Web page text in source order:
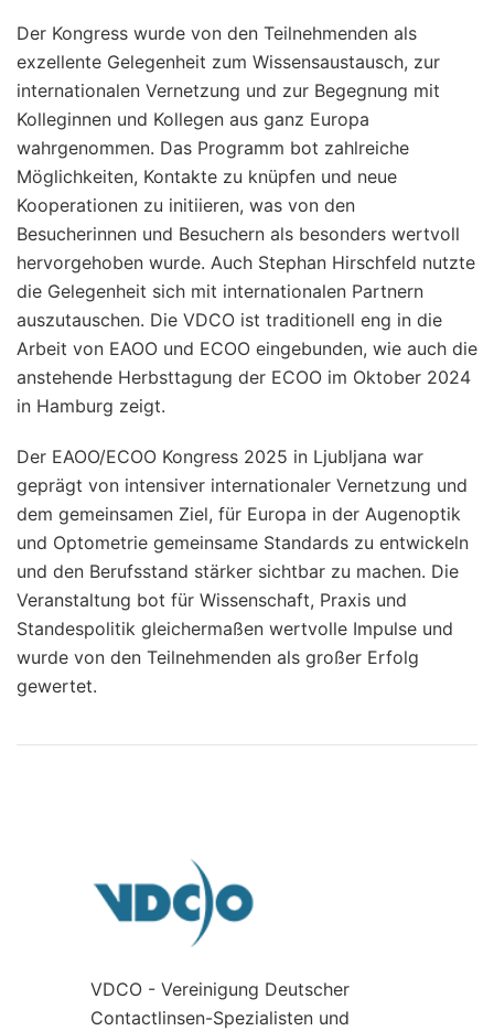
Der Kongress wurde von den Teilnehmenden als
exzellente Gelegenheit zum Wissensaustausch, zur
internationalen Vernetzung und zur Begegnung mit
Kolleginnen und Kollegen aus ganz Europa
wahrgenommen. Das Programm bot zahlreiche
Möglichkeiten, Kontakte zu knüpfen und neue
Kooperationen zu initiieren, was von den
Besucherinnen und Besuchern als besonders wertvoll
hervorgehoben wurde. Auch Stephan Hirschfeld nutzte
die Gelegenheit sich mit internationalen Partnern
auszutauschen. Die VDCO ist traditionell eng in die
Arbeit von EAOO und ECOO eingebunden, wie auch die
anstehende Herbsttagung der ECOO im Oktober 2024
in Hamburg zeigt.
Der EAOO/ECOO Kongress 2025 in Ljubljana war
geprägt von intensiver internationaler Vernetzung und
dem gemeinsamen Ziel, für Europa in der Augenoptik
und Optometrie gemeinsame Standards zu entwickeln
und den Berufsstand stärker sichtbar zu machen. Die
Veranstaltung bot für Wissenschaft, Praxis und
Standespolitik gleichermaßen wertvolle Impulse und
wurde von den Teilnehmenden als großer Erfolg
gewertet.
VDCO - Vereinigung Deutscher
Contactlinsen-Spezialisten und